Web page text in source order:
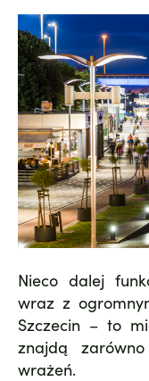
Nieco dalej
wraz z
Szczecin – to
znajdą
wrażeń.